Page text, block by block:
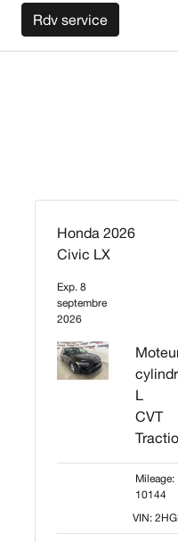
NOUS
4356 Boul Métropolitain
Rdv service
Honda 2026
Civic LX
Exp. 8
septembre
2026
L
CVT
Mileage:
10144
VIN: